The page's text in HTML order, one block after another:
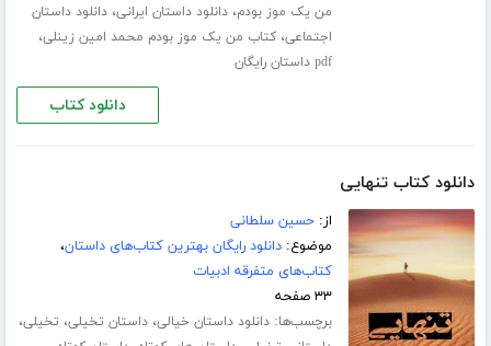
من یک موز بودم،دانلود داستان ایرانی،دانلود داستان
اجتماعی،کتاب من یک موز بودم محمد امین زینلی،
pdf داستان رایگان
دانلود کتاب
دانلود کتاب تنهایی
از:حسین سلطانی
موضوع:دانلود رایگان بهترین کتاب‌های داستان،
کتاب‌های متفرقه ادبیات
۳۳ صفحه
برچسب‌ها:دانلود داستان خیالی،داستان تخیلی، تخیلی،